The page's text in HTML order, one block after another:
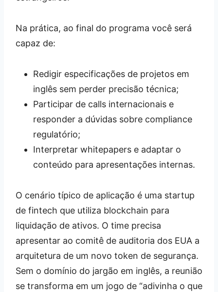
Na prática, ao final do programa você será
capaz de:
Redigir especificações de projetos em
inglês sem perder precisão técnica;
Participar de calls internacionais e
responder a dúvidas sobre compliance
regulatório;
Interpretar whitepapers e adaptar o
conteúdo para apresentações internas.
O cenário típico de aplicação é uma startup
de fintech que utiliza blockchain para
liquidação de ativos. O time precisa
apresentar ao comitê de auditoria dos EUA a
arquitetura de um novo token de segurança.
Sem o domínio do jargão em inglês, a reunião
se transforma em um jogo de “adivinha o que